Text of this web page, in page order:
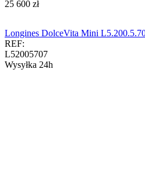
‍25 600‍ zł
Longines DolceVita Mini
REF:
L52005707
Wysyłka 24h